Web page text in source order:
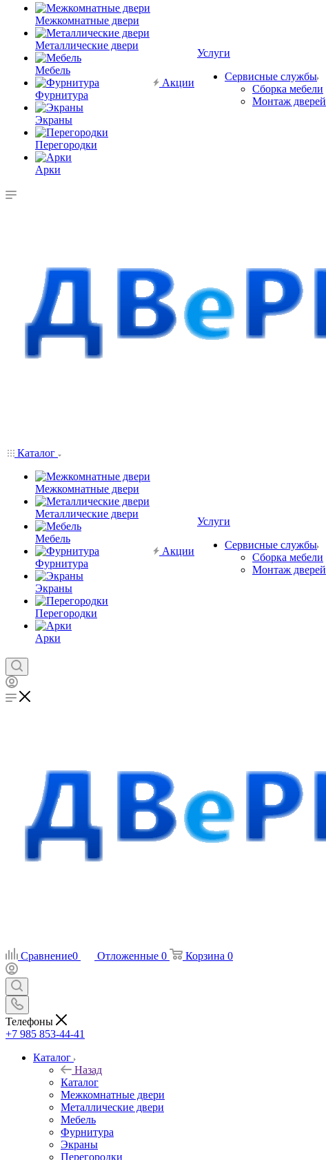
Межкомнатные двери
Металлические двери
Мебель
Фурнитура
Экраны
Перегородки
Арки
Акции
Услуги
Сервисные службы
Сборка мебели
Монтаж дверей
Каталог
Межкомнатные двери
Металлические двери
Мебель
Фурнитура
Экраны
Перегородки
Арки
Акции
Услуги
Сервисные службы
Сборка мебели
Монтаж дверей
Сравнение0 Отложенные 0 Корзина 0
Телефоны
+7 985 853-44-41
Каталог
Назад
Каталог
Межкомнатные двери
Металлические двери
Мебель
Фурнитура
Экраны
Перегородки